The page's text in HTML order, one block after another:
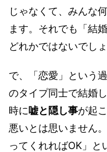
じゃなくて、みんな
ます。それでも「結
どれかではないでしょ
で、「恋愛」という
のタイプ同士で結婚
時に嘘と隠し事が起
悪いとは思いません
ってくれればOK」と